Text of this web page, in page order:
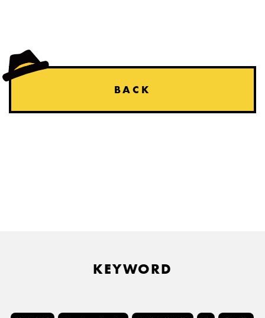
BACK
KEYWORD